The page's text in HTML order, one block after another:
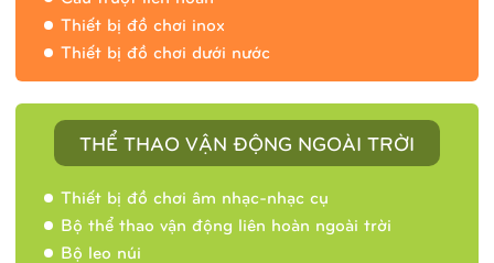
Thiết bị đồ chơi inox
Thiết bị đồ chơi dưới nước
THỂ THAO VẬN ĐỘNG NGOÀI TRỜI
Thiết bị đồ chơi âm nhạc-nhạc cụ
Bộ thể thao vận động liên hoàn ngoài trời
Bộ leo núi